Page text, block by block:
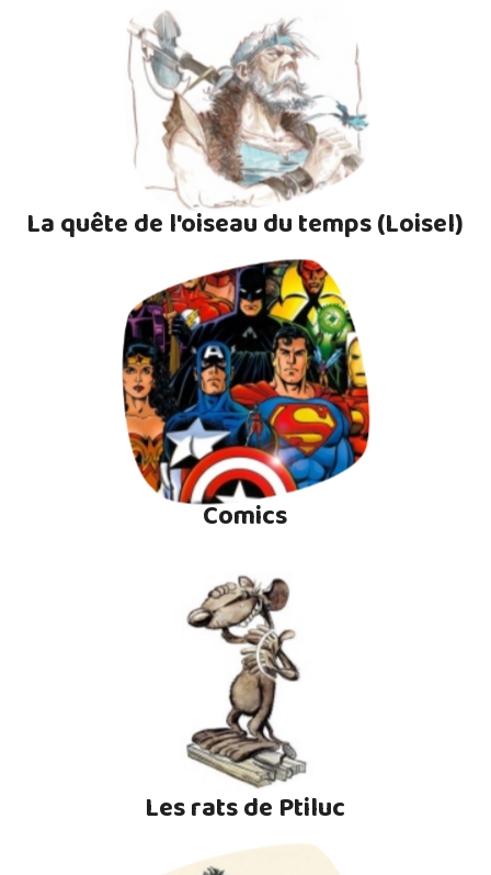
La quête de l'oiseau du temps (Loisel)
Comics
Les rats de Ptiluc